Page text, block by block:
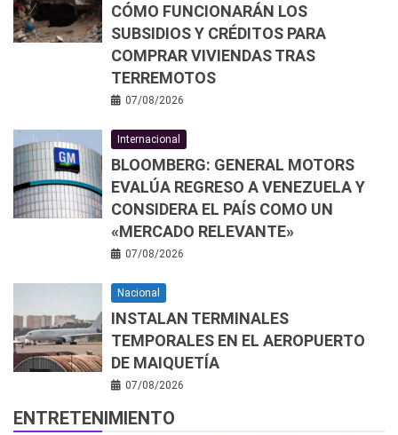
CÓMO FUNCIONARÁN LOS
SUBSIDIOS Y CRÉDITOS PARA
COMPRAR VIVIENDAS TRAS
TERREMOTOS
07/08/2026
Internacional
BLOOMBERG: GENERAL MOTORS
EVALÚA REGRESO A VENEZUELA Y
CONSIDERA EL PAÍS COMO UN
«MERCADO RELEVANTE»
07/08/2026
Nacional
INSTALAN TERMINALES
TEMPORALES EN EL AEROPUERTO
DE MAIQUETÍA
07/08/2026
ENTRETENIMIENTO